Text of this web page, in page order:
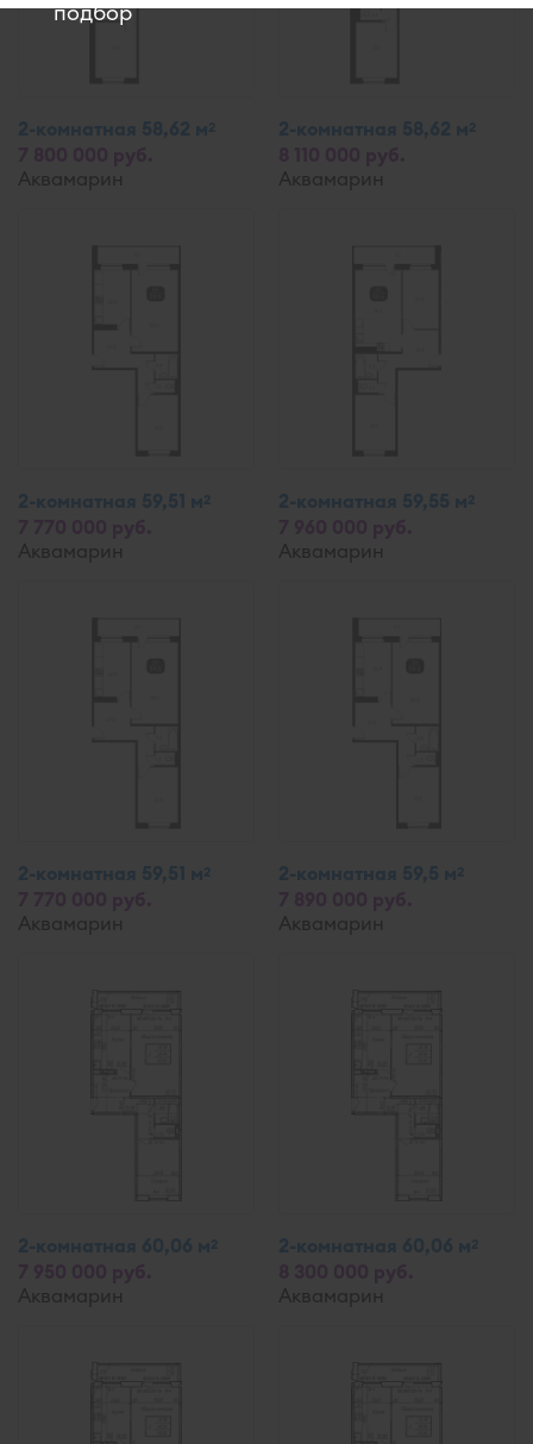
2-комнатная 58,62 м2
Аквамарин
2-комнатная 58,62 м2
Аквамарин
2-комнатная 59,51 м2
Аквамарин
2-комнатная 59,55 м2
Аквамарин
2-комнатная 59,51 м2
Аквамарин
2-комнатная 59,5 м2
Аквамарин
2-комнатная 60,06 м2
Аквамарин
2-комнатная 60,06 м2
Аквамарин
подбор